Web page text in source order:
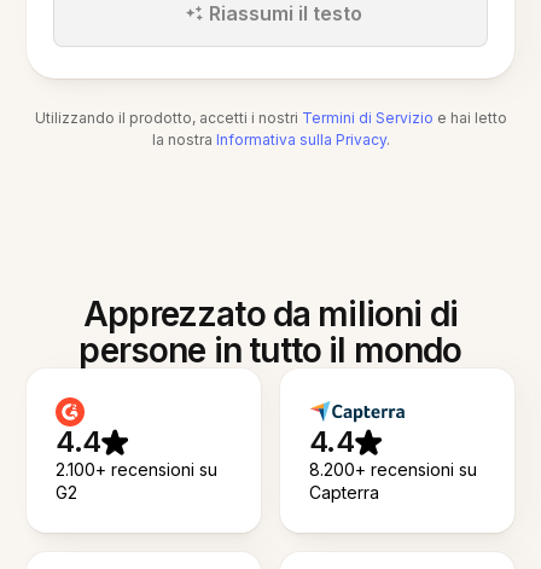
Riassumi il testo
Utilizzando il prodotto, accetti i nostri Termini di Servizio e hai letto
la nostra Informativa sulla Privacy.
Apprezzato da milioni di
persone in tutto il mondo
4.4
2.100+ recensioni su
G2
4.4
8.200+ recensioni su
Capterra